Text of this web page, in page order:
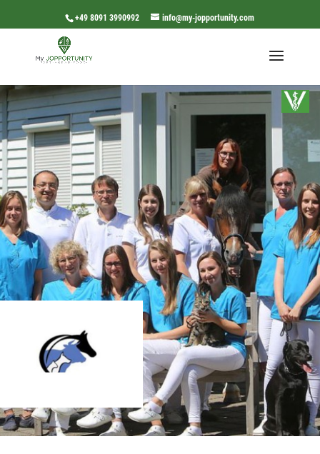
+49 8091 3990992 info@my-jopportunity.com